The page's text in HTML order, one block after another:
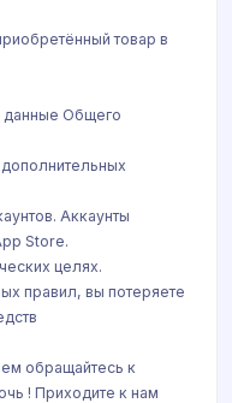
товар в
данные Общего
Аккаунты
Store.
целях.
правил, вы потеряете
обращайтесь к
! Приходите к нам